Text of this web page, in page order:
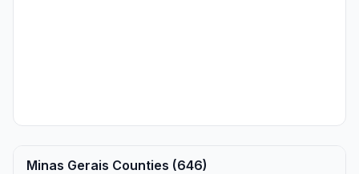
Minas Gerais Counties (646)